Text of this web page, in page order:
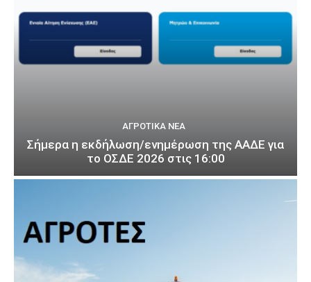
ΑΓΡΟΤΙΚΆ ΝΈΑ
Σήμερα η εκδήλωση/ενημέρωση της ΑΑΔΕ για
το ΟΣΔΕ 2026 στις 16:00